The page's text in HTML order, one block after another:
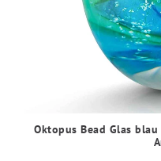
Oktopus Bead Glas